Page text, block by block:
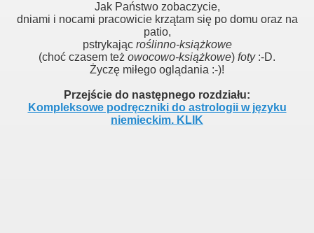
Jak Państwo zobaczycie,
dniami i nocami pracowicie krzątam się po domu oraz na
patio,
pstrykając roślinno-książkowe
(choć czasem też owocowo-książkowe) foty:-D.
Życzę miłego oglądania :-)!
Przejście do następnego rozdziału:
Kompleksowe podręczniki do astrologii w języku
niemieckim. KLIK